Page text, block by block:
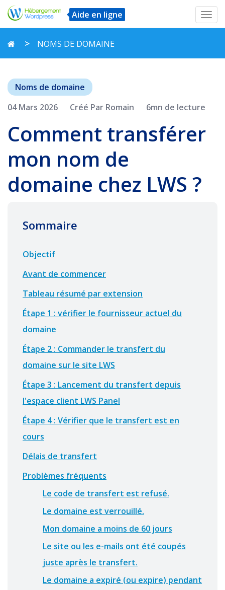
Aide en ligne
NOMS DE DOMAINE
Noms de domaine
04 Mars 2026
Créé Par Romain 6mn de lecture
Comment transférer
mon nom de
domaine chez LWS ?
Sommaire
Objectif
Avant de commencer
Tableau résumé par extension
Étape 1 : vérifier le fournisseur actuel du
domaine
Étape 2 : Commander le transfert du
domaine sur le site LWS
Étape 3 : Lancement du transfert depuis
l'espace client LWS Panel
Étape 4 : Vérifier que le transfert est en
cours
Délais de transfert
Problèmes fréquents
Le code de transfert est refusé.
Le domaine est verrouillé.
Mon domaine a moins de 60 jours
Le site ou les e-mails ont été coupés
juste après le transfert.
Le domaine a expiré (ou expire) pendant